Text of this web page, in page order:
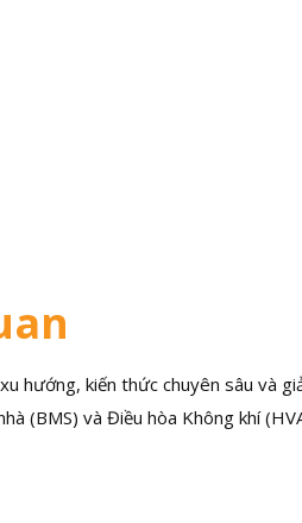
hướng, kiến thức chuyên sâu và
(BMS) và Điều hòa Không khí